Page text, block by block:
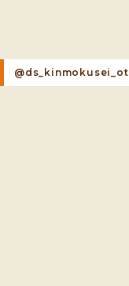
@ds_kinmokusei_ot